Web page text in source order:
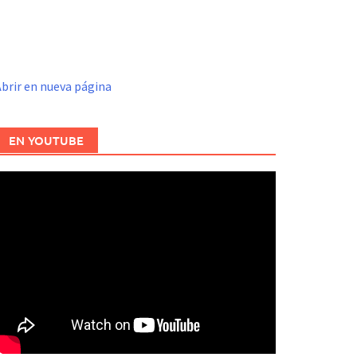
en nueva página
EN YOUTUBE